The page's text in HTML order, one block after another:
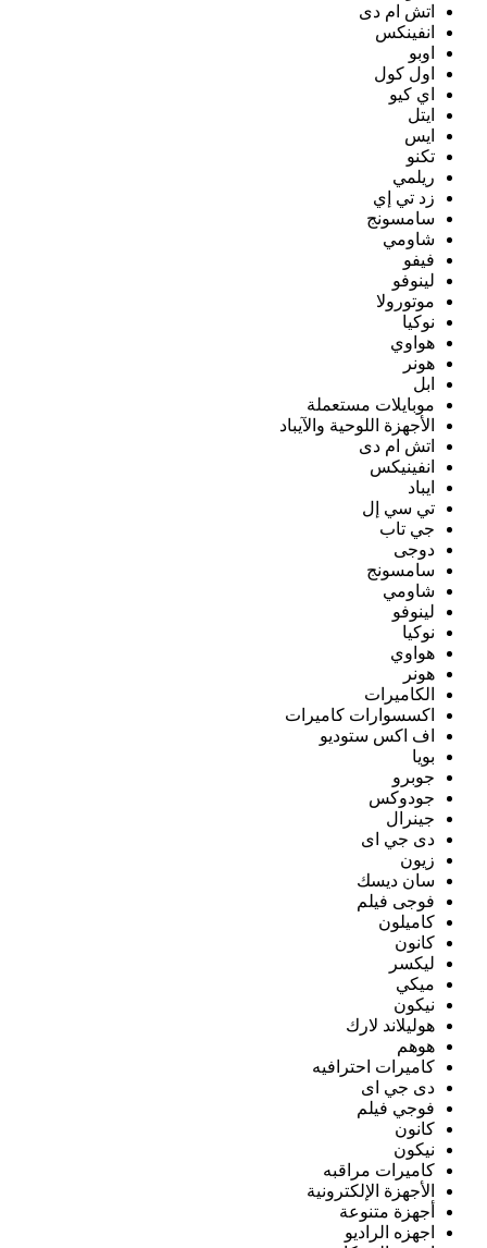
اتش ام دى
انفينكس
اوبو
اول كول
اي كيو
ايتل
ايس
تكنو
ريلمي
زد تي إي
سامسونج
شاومي
فيفو
لينوفو
موتورولا
نوكيا
هواوي
هونر
ابل
موبايلات مستعملة
الأجهزة اللوحية والآيباد
اتش ام دى
انفينيكس
ايباد
تي سي إل
جي تاب
دوجى
سامسونج
شاومي
لينوفو
نوكيا
هواوي
هونر
الكاميرات
اكسسوارات كاميرات
اف اكس ستوديو
بويا
جوبرو
جودوكس
جينرال
دى جي اى
زيون
سان ديسك
فوجى فيلم
كاميلون
كانون
ليكسر
ميكي
نيكون
هوليلاند لارك
هوهم
كاميرات احترافيه
دى جي اى
فوجي فيلم
كانون
نيكون
كاميرات مراقبه
الأجهزة الإلكترونية
أجهزة متنوعة
اجهزه الراديو